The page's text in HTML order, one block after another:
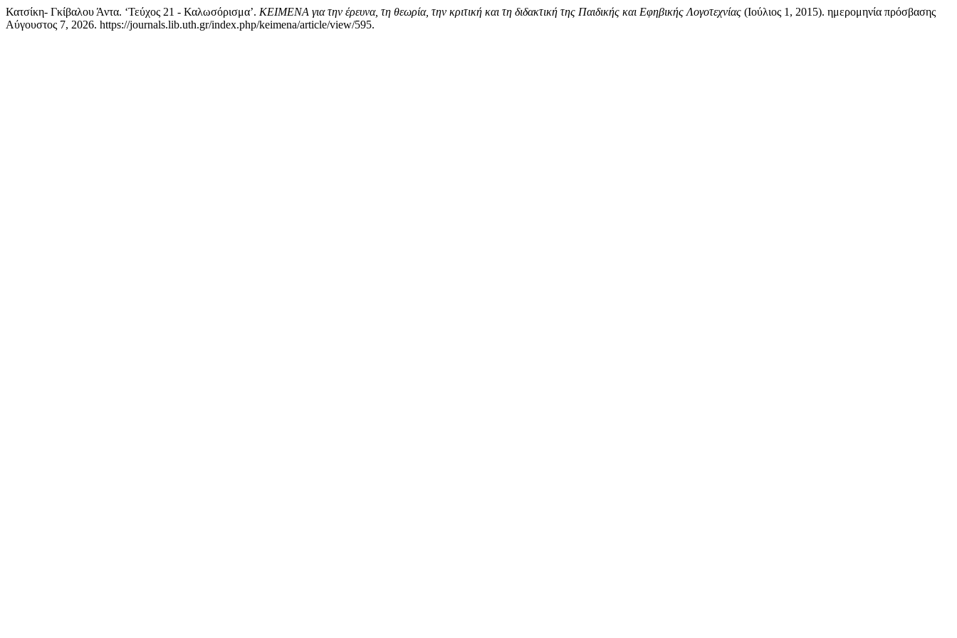
Κατσίκη- Γκίβαλου Άντα. ‘Τεύχος 21 - Καλωσόρισμα’. ΚΕΙΜΕΝΑ για την έρευνα, τη θεωρία, την κριτική και τη διδακτική της Παιδικής και Εφηβικής Λογοτεχνίας (Ιούλιος 1, 2015). ημερομηνία πρόσβασης
Αύγουστος 7, 2026. https://journals.lib.uth.gr/index.php/keimena/article/view/595.